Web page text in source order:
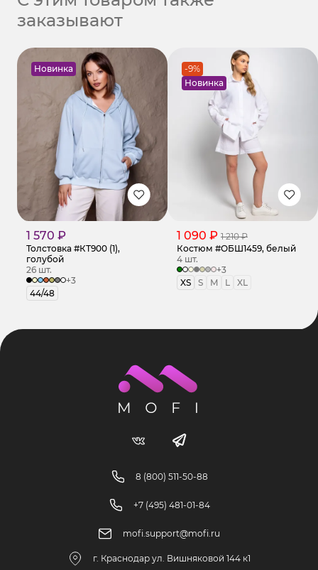
заказывают
Новинка
1 570 ₽
Толстовка #КТ900 (1),
голубой
26 шт.
+3
44/48
-9%
Новинка
1 090 ₽ 1 210 ₽
Костюм #ОБШ1459, белый
4 шт.
+3
XS
S M L XL
8 (800) 511-50-88
+7 (495) 481-01-84
mofi.support@mofi.ru
г. Краснодар ул. Вишняковой 144 к1